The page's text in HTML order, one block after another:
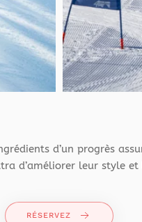
d’un progrès
d’améliorer leur style et
RÉSERVEZ